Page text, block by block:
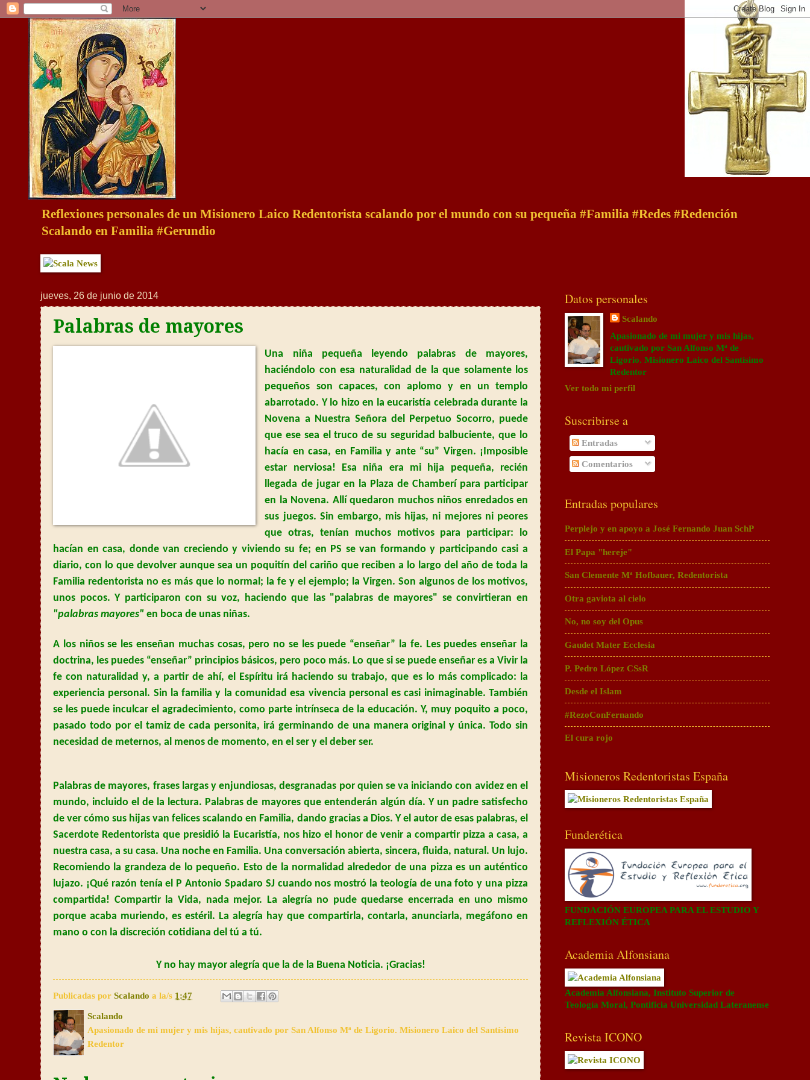
Reflexiones personales de un Misionero Laico Redentorista scalando por el mundo con su pequeña #Familia #Redes #Redención
Scalando en Familia #Gerundio
jueves, 26 de junio de 2014
Palabras de mayores
Una niña pequeña leyendo palabras de mayores,
haciéndolo con esa naturalidad de la que solamente los
pequeños son capaces, con aplomo y en un templo
abarrotado. Y lo hizo en la eucaristía celebrada durante la
Novena a Nuestra Señora del Perpetuo Socorro, puede
que ese sea el truco de su seguridad balbuciente, que lo
hacía en casa, en Familia y ante “su” Virgen. ¡Imposible
estar nerviosa! Esa niña era mi hija pequeña, recién
llegada de jugar en la Plaza de Chamberí para participar
en la Novena. Allíquedaron muchos niños enredados en
sus juegos. Sin embargo, mis hijas, ni mejores ni peores
que otras, tenían muchos motivos para participar: lo
hacían en casa, donde van creciendo y viviendo su fe; en PS se van formando y participando casi a
diario, con lo que devolver aunque sea un poquitín del cariño que reciben a lo largo del año de toda la
Familia redentorista no es más que lo normal; la fe y el ejemplo; la Virgen. Son algunos de los motivos,
unos pocos. Y participaron con su voz, haciendo que las "palabras de mayores" se convirtieran en
"palabras mayores" en boca de unas niñas.
A los niños se les enseñan muchas cosas, pero no se les puede “enseñar” la fe. Les puedes enseñar la
doctrina, les puedes “enseñar” principios básicos, pero poco más. Lo que si se puede enseñar es a Vivir la
fe con naturalidad y, a partir de ahí, el Espíritu irá haciendo su trabajo, que es lo más complicado: la
experiencia personal. Sin la familia y la comunidad esa vivencia personal es casi inimaginable. También
se les puede inculcar el agradecimiento, como parte intrínseca de la educación. Y, muy poquito a poco,
pasado todo por el tamiz de cada personita, irá germinando de una manera original y única. Todo sin
necesidad de meternos, al menos de momento, en el ser y el deber ser.
Palabras de mayores, frases largas y enjundiosas, desgranadas por quien se va iniciando con avidez en el
mundo, incluido el de la lectura. Palabras de mayores que entenderán algún día. Y un padre satisfecho
de ver cómo sus hijas van felices scalando en Familia, dando gracias a Dios. Y el autor de esas palabras, el
Sacerdote Redentorista que presidió la Eucaristía, nos hizo el honor de venir a compartir pizza a casa, a
nuestra casa, a su casa. Una noche en Familia. Una conversación abierta, sincera, fluida, natural. Un lujo.
Recomiendo la grandeza de lo pequeño. Esto de la normalidad alrededor de una pizza es un auténtico
lujazo. ¡Qué razón tenía el P Antonio Spadaro SJ cuando nos mostró la teología de una foto y una pizza
compartida! Compartir la Vida, nada mejor. La alegría no pude quedarse encerrada en uno mismo
porque acaba muriendo, es estéril. La alegría hay que compartirla, contarla, anunciarla, megáfono en
mano o con la discreción cotidiana del tú a tú.
Y no hay mayor alegría que la de la Buena Noticia. ¡Gracias!
Publicadas por Scalando a la/s 1:47
Scalando
Apasionado de mi mujer y mis hijas, cautivado por San Alfonso Mª de Ligorio. Misionero Laico del Santísimo
Redentor
Datos personales
Scalando
Apasionado de mi mujer y mis hijas,
cautivado por San Alfonso Mª de
Ligorio. Misionero Laico del Santísimo
Redentor
Ver todo mi perfil
Suscribirse a
Entradas
Comentarios
Entradas populares
Perplejo y en apoyo a José Fernando Juan SchP
El Papa "hereje"
San Clemente Mª Hofbauer, Redentorista
Otra gaviota al cielo
No, no soy del Opus
Gaudet Mater Ecclesia
P. Pedro López CSsR
Desde el Islam
#RezoConFernando
El cura rojo
Misioneros Redentoristas España
Funderética
FUNDACIÓN EUROPEA PARA EL ESTUDIO Y
REFLEXIÓN ÉTICA
Academia Alfonsiana
Academia Alfonsiana, Instituto Superior de
Teología Moral, Pontificia Universidad Lateranense
Revista ICONO